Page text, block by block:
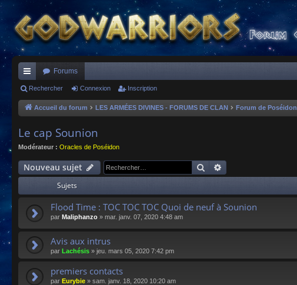
ac
co
s
Forums
Rechercher Connexion Inscription
Accueil du forum LES ARMÉES DIVINES - FORUMS DE CLAN Forum de Poséidon
Le cap Sounion
Modérateur : Oracles de Poséidon
Nouveau sujet Rechercher
Sujets
Flood Time : TOC TOC TOC Quoi de neuf à Sounion
par Maliphanzo » mar. janv. 07, 2020 4:48 am
Avis aux intrus
par Lachésis » jeu. mars 05, 2020 7:42 pm
premiers contacts
par Eurybie » sam. janv. 18, 2020 10:20 am